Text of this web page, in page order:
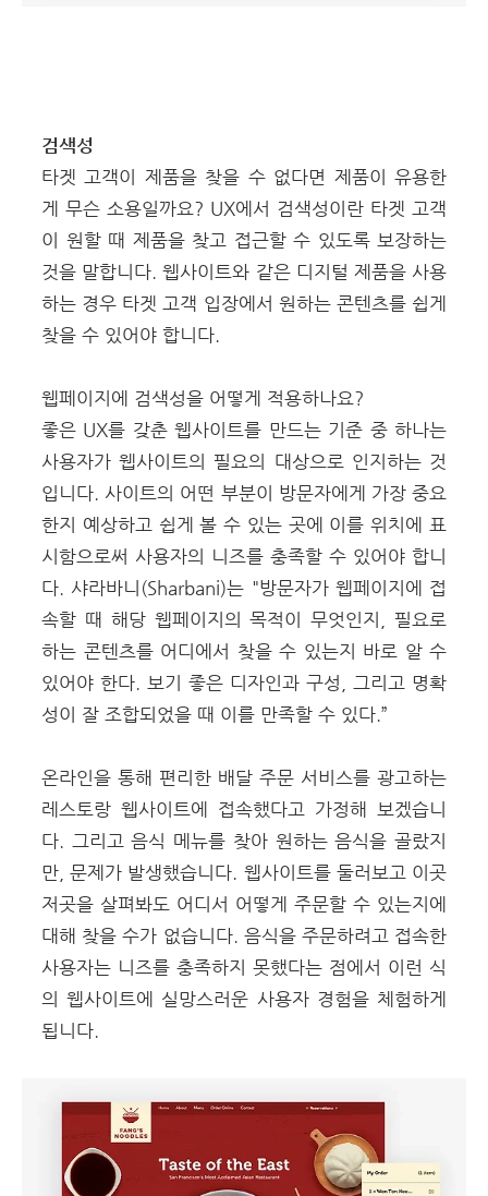
검색성
타겟 고객이 제품을 찾을 수 없다면 제품이 유용한
게 무슨 소용일까요? UX에서 검색성이란 타겟 고객
이 원할 때 제품을 찾고 접근할 수 있도록 보장하는
것을 말합니다. 웹사이트와 같은 디지털 제품을 사용
하는 경우 타겟 고객 입장에서 원하는 콘텐츠를 쉽게
찾을 수 있어야 합니다.
웹페이지에 검색성을 어떻게 적용하나요?
좋은 UX를 갖춘 웹사이트를 만드는 기준 중 하나는
사용자가 웹사이트의 필요의 대상으로 인지하는 것
입니다. 사이트의 어떤 부분이 방문자에게 가장 중요
한지 예상하고 쉽게 볼 수 있는 곳에 이를 위치에 표
시함으로써 사용자의 니즈를 충족할 수 있어야 합니
다. 샤라바니(Sharbani)는 "방문자가 웹페이지에 접
속할 때 해당 웹페이지의 목적이 무엇인지, 필요로
하는 콘텐츠를 어디에서 찾을 수 있는지 바로 알 수
있어야 한다. 보기 좋은 디자인과 구성, 그리고 명확
성이 잘 조합되었을 때 이를 만족할 수 있다.”
온라인을 통해 편리한 배달 주문 서비스를 광고하는
레스토랑 웹사이트에 접속했다고 가정해 보겠습니
다. 그리고 음식 메뉴를 찾아 원하는 음식을 골랐지
만, 문제가 발생했습니다. 웹사이트를 둘러보고 이곳
저곳을 살펴봐도 어디서 어떻게 주문할 수 있는지에
대해 찾을 수가 없습니다. 음식을 주문하려고 접속한
사용자는 니즈를 충족하지 못했다는 점에서 이런 식
의 웹사이트에 실망스러운 사용자 경험을 체험하게
됩니다.